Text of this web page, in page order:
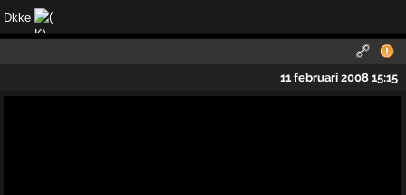
Dkke
11 februari 2008 15:15